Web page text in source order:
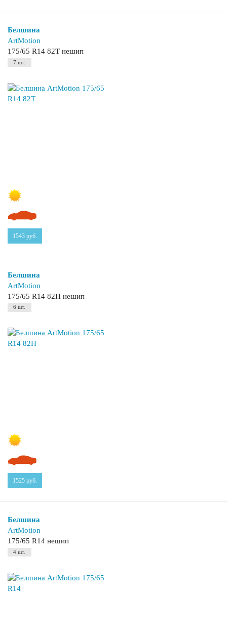
Белшина
ArtMotion
175/65 R14 82T нешип
7 шт.
1543 руб.
Белшина
ArtMotion
175/65 R14 82H нешип
6 шт.
1525 руб.
Белшина
ArtMotion
175/65 R14 нешип
4 шт.